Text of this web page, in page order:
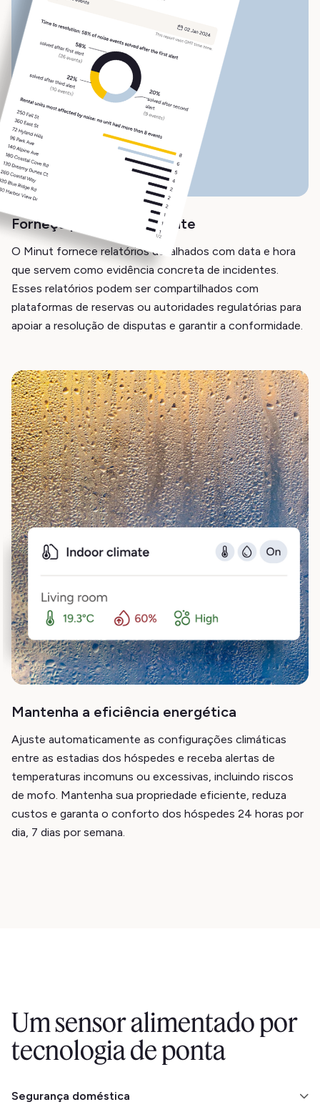
Forneça prova do incidente
O Minut fornece relatórios detalhados com data e hora
que servem como evidência concreta de incidentes.
Esses relatórios podem ser compartilhados com
plataformas de reservas ou autoridades regulatórias para
apoiar a resolução de disputas e garantir a conformidade.
Mantenha a eficiência energética
Ajuste automaticamente as configurações climáticas
entre as estadias dos hóspedes e receba alertas de
temperaturas incomuns ou excessivas, incluindo riscos
de mofo. Mantenha sua propriedade eficiente, reduza
custos e garanta o conforto dos hóspedes 24 horas por
dia, 7 dias por semana.
Um sensor alimentado por
tecnologia de ponta
Segurança doméstica